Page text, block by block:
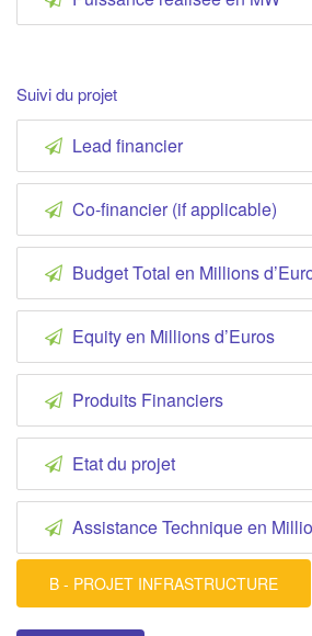
Suivi du projet
Lead financier
Co-financier (if applicable)
Budget Total en Millions
Equity en Millions d’Euros
Produits Financiers
Etat du projet
Assistance Technique en
B - PROJET INFRASTRUCTURE